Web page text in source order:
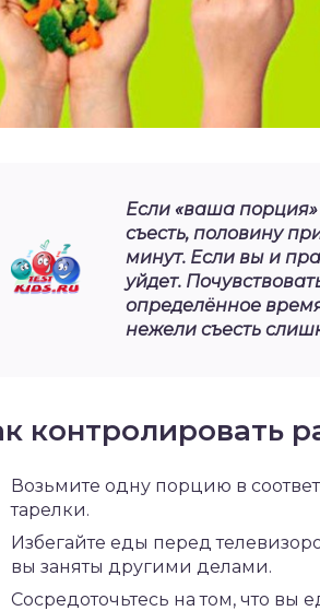
Если «ваша порция»
съесть, половину
минут. Если вы и
уйдет.
определённое
нежели съесть
контролировать
Возьмите одну порцию в
тарелки.
Избегайте еды перед
вы заняты другими делами.
Сосредоточьтесь на том, что